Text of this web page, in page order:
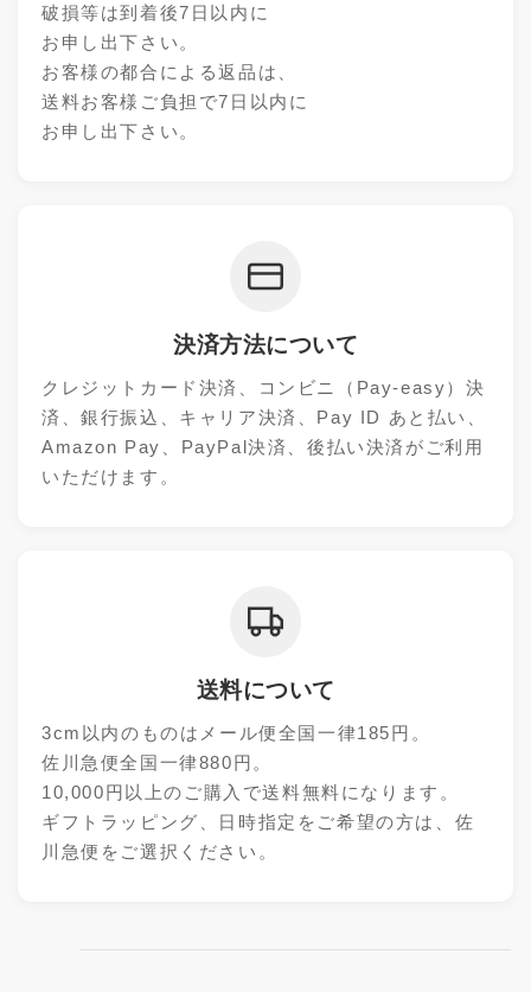
破損等は到着後7日以内に
お申し出下さい。
お客様の都合による返品は、
送料お客様ご負担で7日以内に
お申し出下さい。
決済方法について
クレジットカード決済、コンビニ（Pay-easy）決
済、銀行振込、キャリア決済、Pay ID あと払い、
Amazon Pay、PayPal決済、後払い決済がご利用
いただけます。
送料について
3cm以内のものはメール便全国一律185円。
佐川急便全国一律880円。
10,000円以上のご購入で送料無料になります。
ギフトラッピング、日時指定をご希望の方は、佐
川急便をご選択ください。